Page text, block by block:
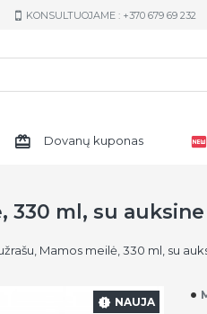
KONSULTUOJAME : +370 679 69 232
Dovanų kuponas
Mamos meilė, 330 ml, su
330 ml, su
NAUJA